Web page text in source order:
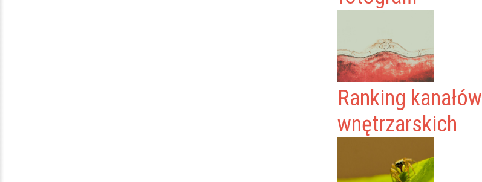
Ranking kanałów
wnętrzarskich